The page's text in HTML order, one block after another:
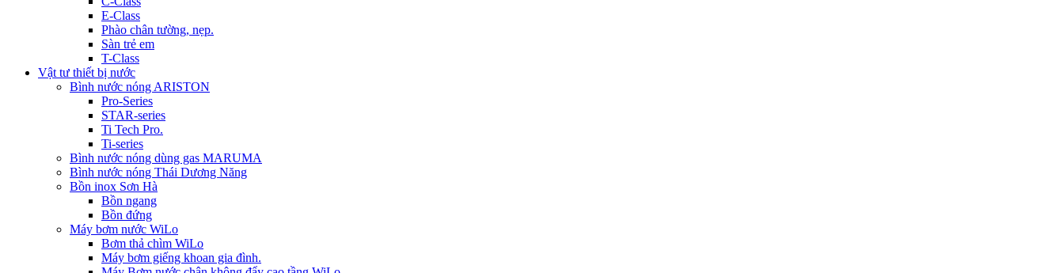
E-Class
Phào chân tường, nẹp.
Sàn trẻ em
T-Class
Vật tư thiết bị nước
Bình nước nóng ARISTON
Pro-Series
STAR-series
Ti Tech Pro.
Ti-series
Bình nước nóng dùng gas MARUMA
Bình nước nóng Thái Dương Năng
Bồn inox Sơn Hà
Bồn ngang
Bồn đứng
Máy bơm nước WiLo
Bơm thả chìm WiLo
Máy bơm giếng khoan gia đình.